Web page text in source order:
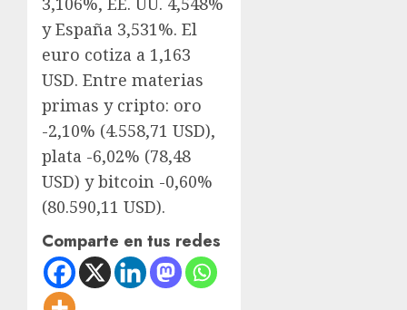
y España 3,531%. El
euro cotiza a 1,163
USD. Entre materias
primas y cripto: oro
-2,10% (4.558,71 USD),
plata -6,02% (78,48
USD) y bitcoin -0,60%
(80.590,11 USD).
Comparte en tus redes